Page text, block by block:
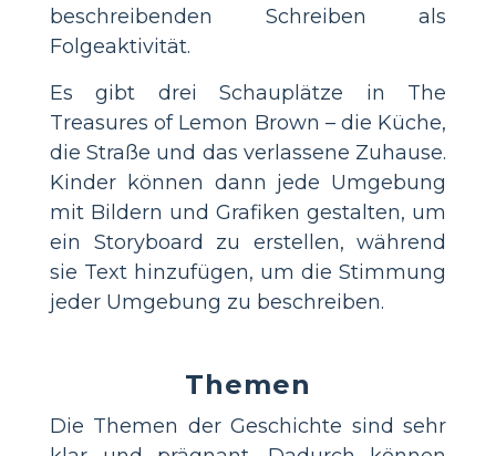
beschreibenden Schreiben als
Folgeaktivität.
Es gibt drei Schauplätze in The
Treasures of Lemon Brown – die Küche,
die Straße und das verlassene Zuhause.
Kinder können dann jede Umgebung
mit Bildern und Grafiken gestalten, um
ein Storyboard zu erstellen, während
sie Text hinzufügen, um die Stimmung
jeder Umgebung zu beschreiben.
Themen
Die Themen der Geschichte sind sehr